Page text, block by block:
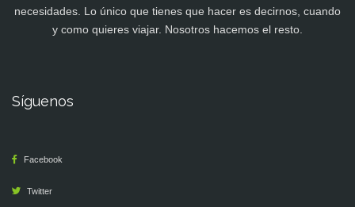
necesidades. Lo único que tienes que hacer es decirnos, cuando
y como quieres viajar. Nosotros hacemos el resto.
Síguenos
Facebook
Twitter